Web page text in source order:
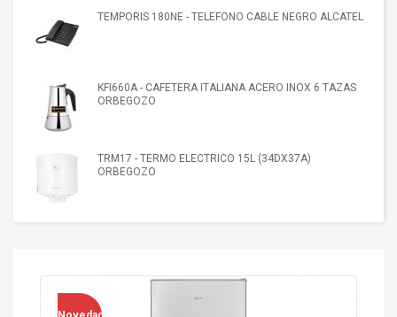
TEMPORIS 180NE - TELEFONO CABLE NEGRO ALCATEL
KFI660A - CAFETERA ITALIANA ACERO INOX 6 TAZAS
ORBEGOZO
TRM17 - TERMO ELECTRICO 15L (34DX37A)
ORBEGOZO